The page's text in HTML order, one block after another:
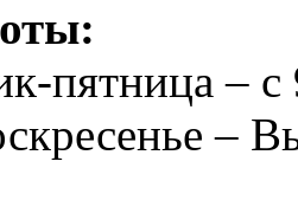
пятница –
–